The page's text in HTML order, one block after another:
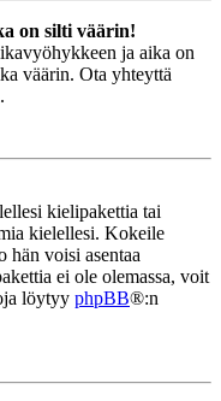
on silti väärin!
ja aika on
väärin. Ota yhteyttä
kielipakettia tai
kielellesi. Kokeile
voisi asentaa
ei ole olemassa, voit
löytyy phpBB®:n